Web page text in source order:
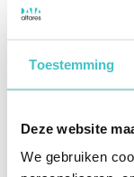
Toestemming
Deze website
We gebruiken
5 miljoen
er real-